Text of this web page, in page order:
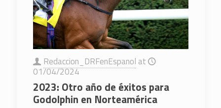
Redaccion_DRFenEspanol at
01/04/2024
2023: Otro año de éxitos para
Godolphin en Norteamérica